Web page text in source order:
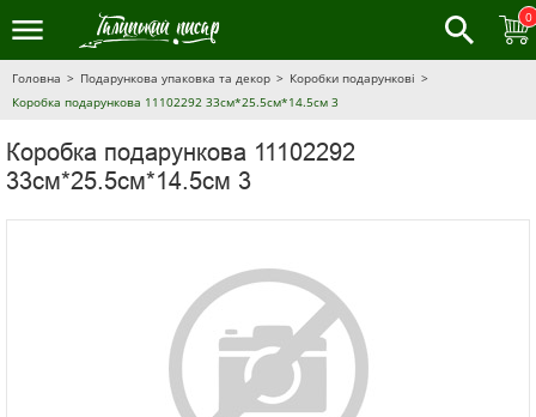
0
Головна Подарункова упаковка та декор
Коробки подарункові
Коробка подарункова 11102292 33см*25.5см*14.5см 3
Коробка подарункова 11102292
33см*25.5см*14.5см 3